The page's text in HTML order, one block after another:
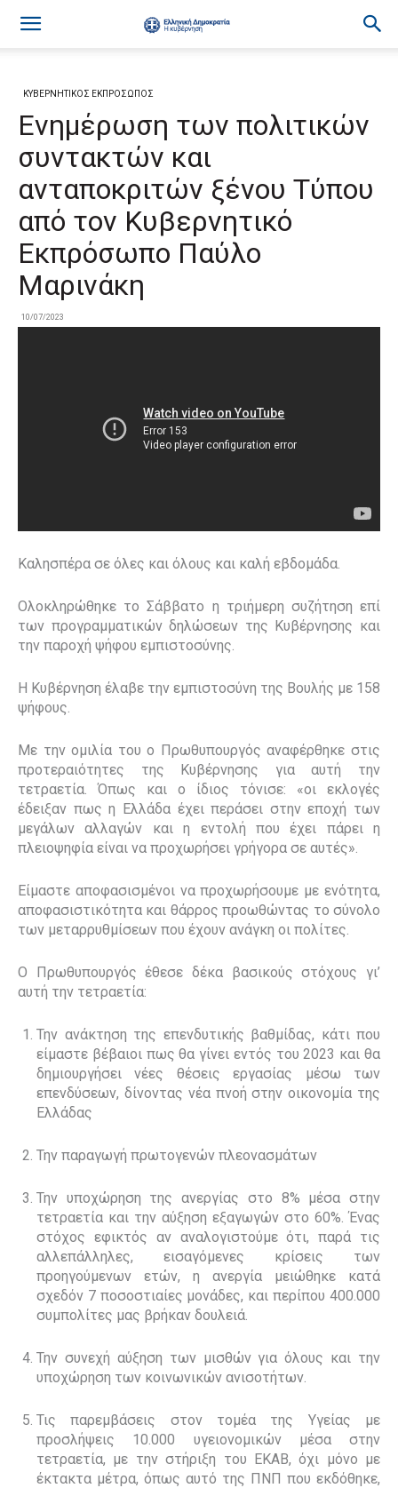
ΚΥΒΕΡΝΗΤΙΚΟΣ ΕΚΠΡΟΣΩΠΟΣ
Ενημέρωση των πολιτικών
συντακτών και
ανταποκριτών ξένου Τύπου
από τον Κυβερνητικό
Εκπρόσωπο Παύλο
Μαρινάκη
10/07/2023
Καλησπέρα σε όλες και όλους και καλή εβδομάδα.
Ολοκληρώθηκε το Σάββατο η τριήμερη συζήτηση επί
των προγραμματικών δηλώσεων της Κυβέρνησης και
την παροχή ψήφου εμπιστοσύνης.
Η Κυβέρνηση έλαβε την εμπιστοσύνη της Βουλής με 158
ψήφους.
Με την ομιλία του ο Πρωθυπουργός αναφέρθηκε στις
προτεραιότητες της Κυβέρνησης για αυτή την
τετραετία. Όπως και ο ίδιος τόνισε: «οι εκλογές
έδειξαν πως η Ελλάδα έχει περάσει στην εποχή των
μεγάλων αλλαγών και η εντολή που έχει πάρει η
πλειοψηφία είναι να προχωρήσει γρήγορα σε αυτές».
Είμαστε αποφασισμένοι να προχωρήσουμε με ενότητα,
αποφασιστικότητα και θάρρος προωθώντας το σύνολο
των μεταρρυθμίσεων που έχουν ανάγκη οι πολίτες.
Ο Πρωθυπουργός έθεσε δέκα βασικούς στόχους γι’
αυτή την τετραετία:
Την ανάκτηση της επενδυτικής βαθμίδας, κάτι που
είμαστε βέβαιοι πως θα γίνει εντός του 2023 και θα
δημιουργήσει νέες θέσεις εργασίας μέσω των
επενδύσεων, δίνοντας νέα πνοή στην οικονομία της
Ελλάδας
Την παραγωγή πρωτογενών πλεονασμάτων
Την υποχώρηση της ανεργίας στο 8% μέσα στην
τετραετία και την αύξηση εξαγωγών στο 60%. Ένας
στόχος εφικτός αν αναλογιστούμε ότι, παρά τις
αλλεπάλληλες, εισαγόμενες κρίσεις των
προηγούμενων ετών, η ανεργία μειώθηκε κατά
σχεδόν 7 ποσοστιαίες μονάδες, και περίπου 400.000
συμπολίτες μας βρήκαν δουλειά.
Την συνεχή αύξηση των μισθών για όλους και την
υποχώρηση των κοινωνικών ανισοτήτων.
Τις παρεμβάσεις στον τομέα της Υγείας με
προσλήψεις 10.000 υγειονομικών μέσα στην
τετραετία, με την στήριξη του ΕΚΑΒ, όχι μόνο με
έκτακτα μέτρα, όπως αυτό της ΠΝΠ που εκδόθηκε,